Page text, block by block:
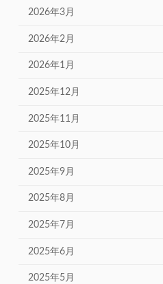
2026年3月
2026年2月
2026年1月
2025年12月
2025年11月
2025年10月
2025年9月
2025年8月
2025年7月
2025年6月
2025年5月